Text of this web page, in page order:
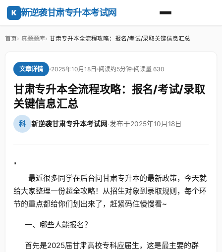
K 新逆袭甘肃专升本考试网
首页 真题题库 甘肃专升本全流程攻略：报名/考试/录取关键信息汇总
文章详情 2025年10月18日 阅读约5分钟 阅读量 630
甘肃专升本全流程攻略：报名/考试/录取
关键信息汇总
科 新逆袭甘肃专升本考试网·发布于2025年10月18日
"
最近很多同学在后台问甘肃专升本的最新政策，今天就
给大家整理一份超全攻略！从招生对象到录取规则，每个环
节的重点都给你们划出来了，赶紧码住慢慢看~
一、哪些人能报名？
首先是2025届甘肃高校专科应届生，这是最主要的群